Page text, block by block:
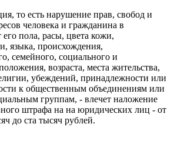
то есть нарушение прав, свобод и
человека и гражданина в
его пола, расы, цвета кожи,
языка, происхождения,
семейного, социального и
возраста, места жительства,
убеждений, принадлежности или
к общественным объединениям или
группам, - влечет наложение
штрафа на на юридических лиц - от
до ста тысяч рублей.